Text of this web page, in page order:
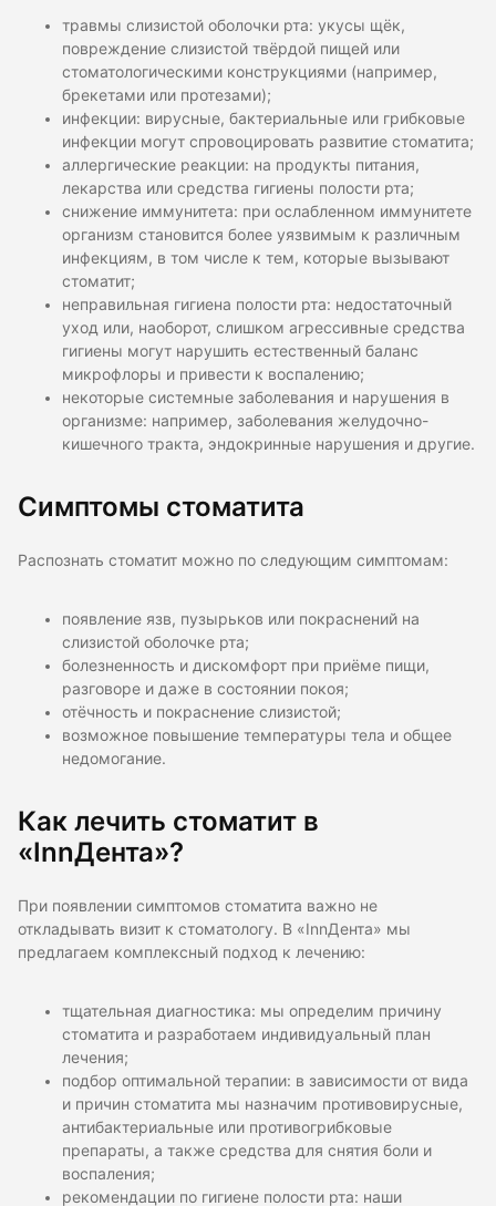
травмы слизистой оболочки рта: укусы щёк,
повреждение слизистой твёрдой пищей или
стоматологическими конструкциями (например,
брекетами или протезами);
инфекции: вирусные, бактериальные или грибковые
инфекции могут спровоцировать развитие стоматита;
аллергические реакции: на продукты питания,
лекарства или средства гигиены полости рта;
снижение иммунитета: при ослабленном иммунитете
организм становится более уязвимым к различным
инфекциям, в том числе к тем, которые вызывают
стоматит;
неправильная гигиена полости рта: недостаточный
уход или, наоборот, слишком агрессивные средства
гигиены могут нарушить естественный баланс
микрофлоры и привести к воспалению;
некоторые системные заболевания и нарушения в
организме: например, заболевания желудочно-
кишечного тракта, эндокринные нарушения и другие.
Симптомы стоматита
Распознать стоматит можно по следующим симптомам:
появление язв, пузырьков или покраснений на
слизистой оболочке рта;
болезненность и дискомфорт при приёме пищи,
разговоре и даже в состоянии покоя;
отёчность и покраснение слизистой;
возможное повышение температуры тела и общее
недомогание.
Как лечить стоматит в
«InnДента»?
При появлении симптомов стоматита важно не
откладывать визит к стоматологу. В «InnДента» мы
предлагаем комплексный подход к лечению:
тщательная диагностика: мы определим причину
стоматита и разработаем индивидуальный план
лечения;
подбор оптимальной терапии: в зависимости от вида
и причин стоматита мы назначим противовирусные,
антибактериальные или противогрибковые
препараты, а также средства для снятия боли и
воспаления;
рекомендации по гигиене полости рта: наши